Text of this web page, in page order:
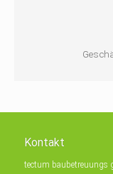
Kontakt
tectum baubetreuungs